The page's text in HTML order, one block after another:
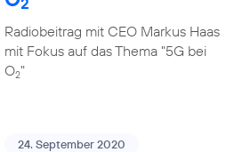
Radiobeitrag mit CEO Markus Haas
mit Fokus auf das Thema "5G bei
O2"
24. September 2020